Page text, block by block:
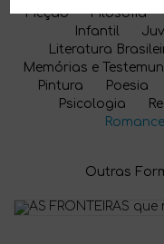
Ficção
Filosofia
Infantil
Literatura
Memórias e
Pintura
Poesia
Psicologia
Romance
Outras